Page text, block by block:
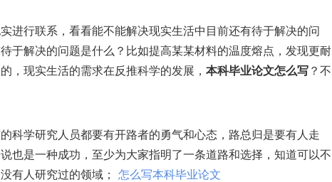
进行联系，看看能不能解决现实生活中目前还有待于解决的问
于解决的问题是什么？比如提高某某材料的温度熔点，发现更耐
，现实生活的需求在反推科学的发展， 本科毕业论文怎么写 ？不
科学研究人员都要有开路者的勇气和心态，路总归是要有人走
也是一种成功，至少为大家指明了一条道路和选择，知道可以不
有人研究过的领域； 怎么写本科毕业论文